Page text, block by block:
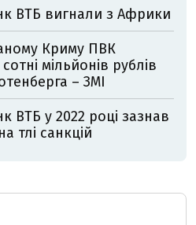
ВТБ вигнали з Африки
Криму ПВК
мільйонів рублів
– ЗМІ
ВТБ у 2022 році зазнав
тлі санкцій